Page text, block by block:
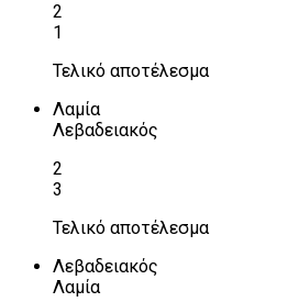
2
1
Τελικό αποτέλεσμα
Λαμία
Λεβαδειακός
2
3
Τελικό αποτέλεσμα
Λεβαδειακός
Λαμία